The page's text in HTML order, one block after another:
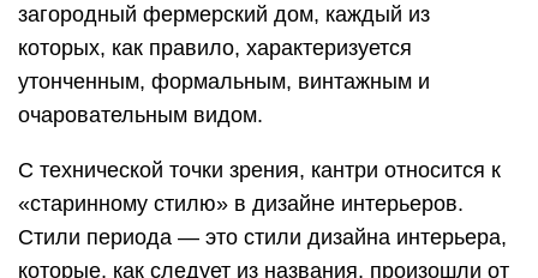
загородный фермерский дом, каждый из
которых, как правило, характеризуется
утонченным, формальным, винтажным и
очаровательным видом.
С технической точки зрения, кантри относится к
«старинному стилю» в дизайне интерьеров.
Стили периода — это стили дизайна интерьера,
которые, как следует из названия, произошли от